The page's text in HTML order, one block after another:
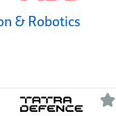
& Robotics